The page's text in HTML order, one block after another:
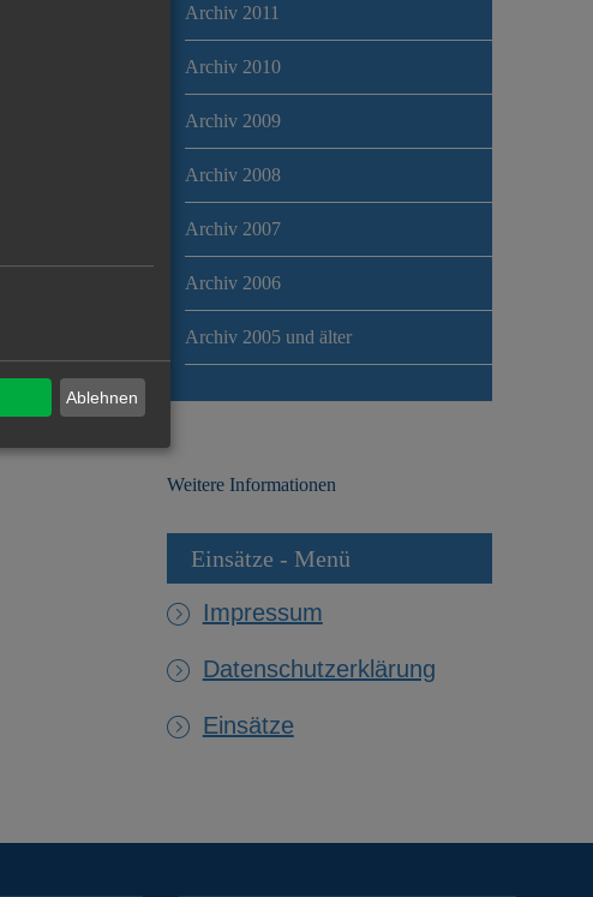
Archiv 2011
Archiv 2010
Archiv 2009
Archiv 2008
Archiv 2007
Archiv 2006
Archiv 2005 und älter
Weitere Informationen
Einsätze - Menü
Impressum
Datenschutzerklärung
Einsätze
Ablehnen